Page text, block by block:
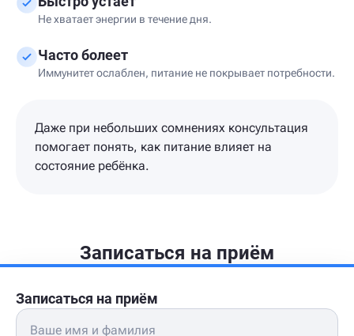
Не хватает энергии в течение дня.
Часто болеет
Иммунитет ослаблен, питание не покрывает потребности.
Даже при небольших сомнениях консультация
помогает понять, как питание влияет на
состояние ребёнка.
Записаться на приём
Записаться на приём